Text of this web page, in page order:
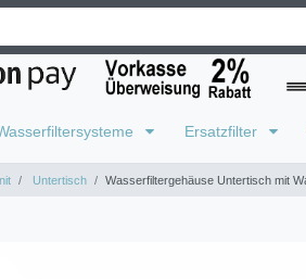
Ersatzfilter
Untertisch Wasserfiltergehäuse Untertisch mit